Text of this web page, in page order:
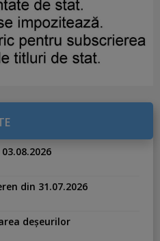
din 31.07.2026
deșeurilor